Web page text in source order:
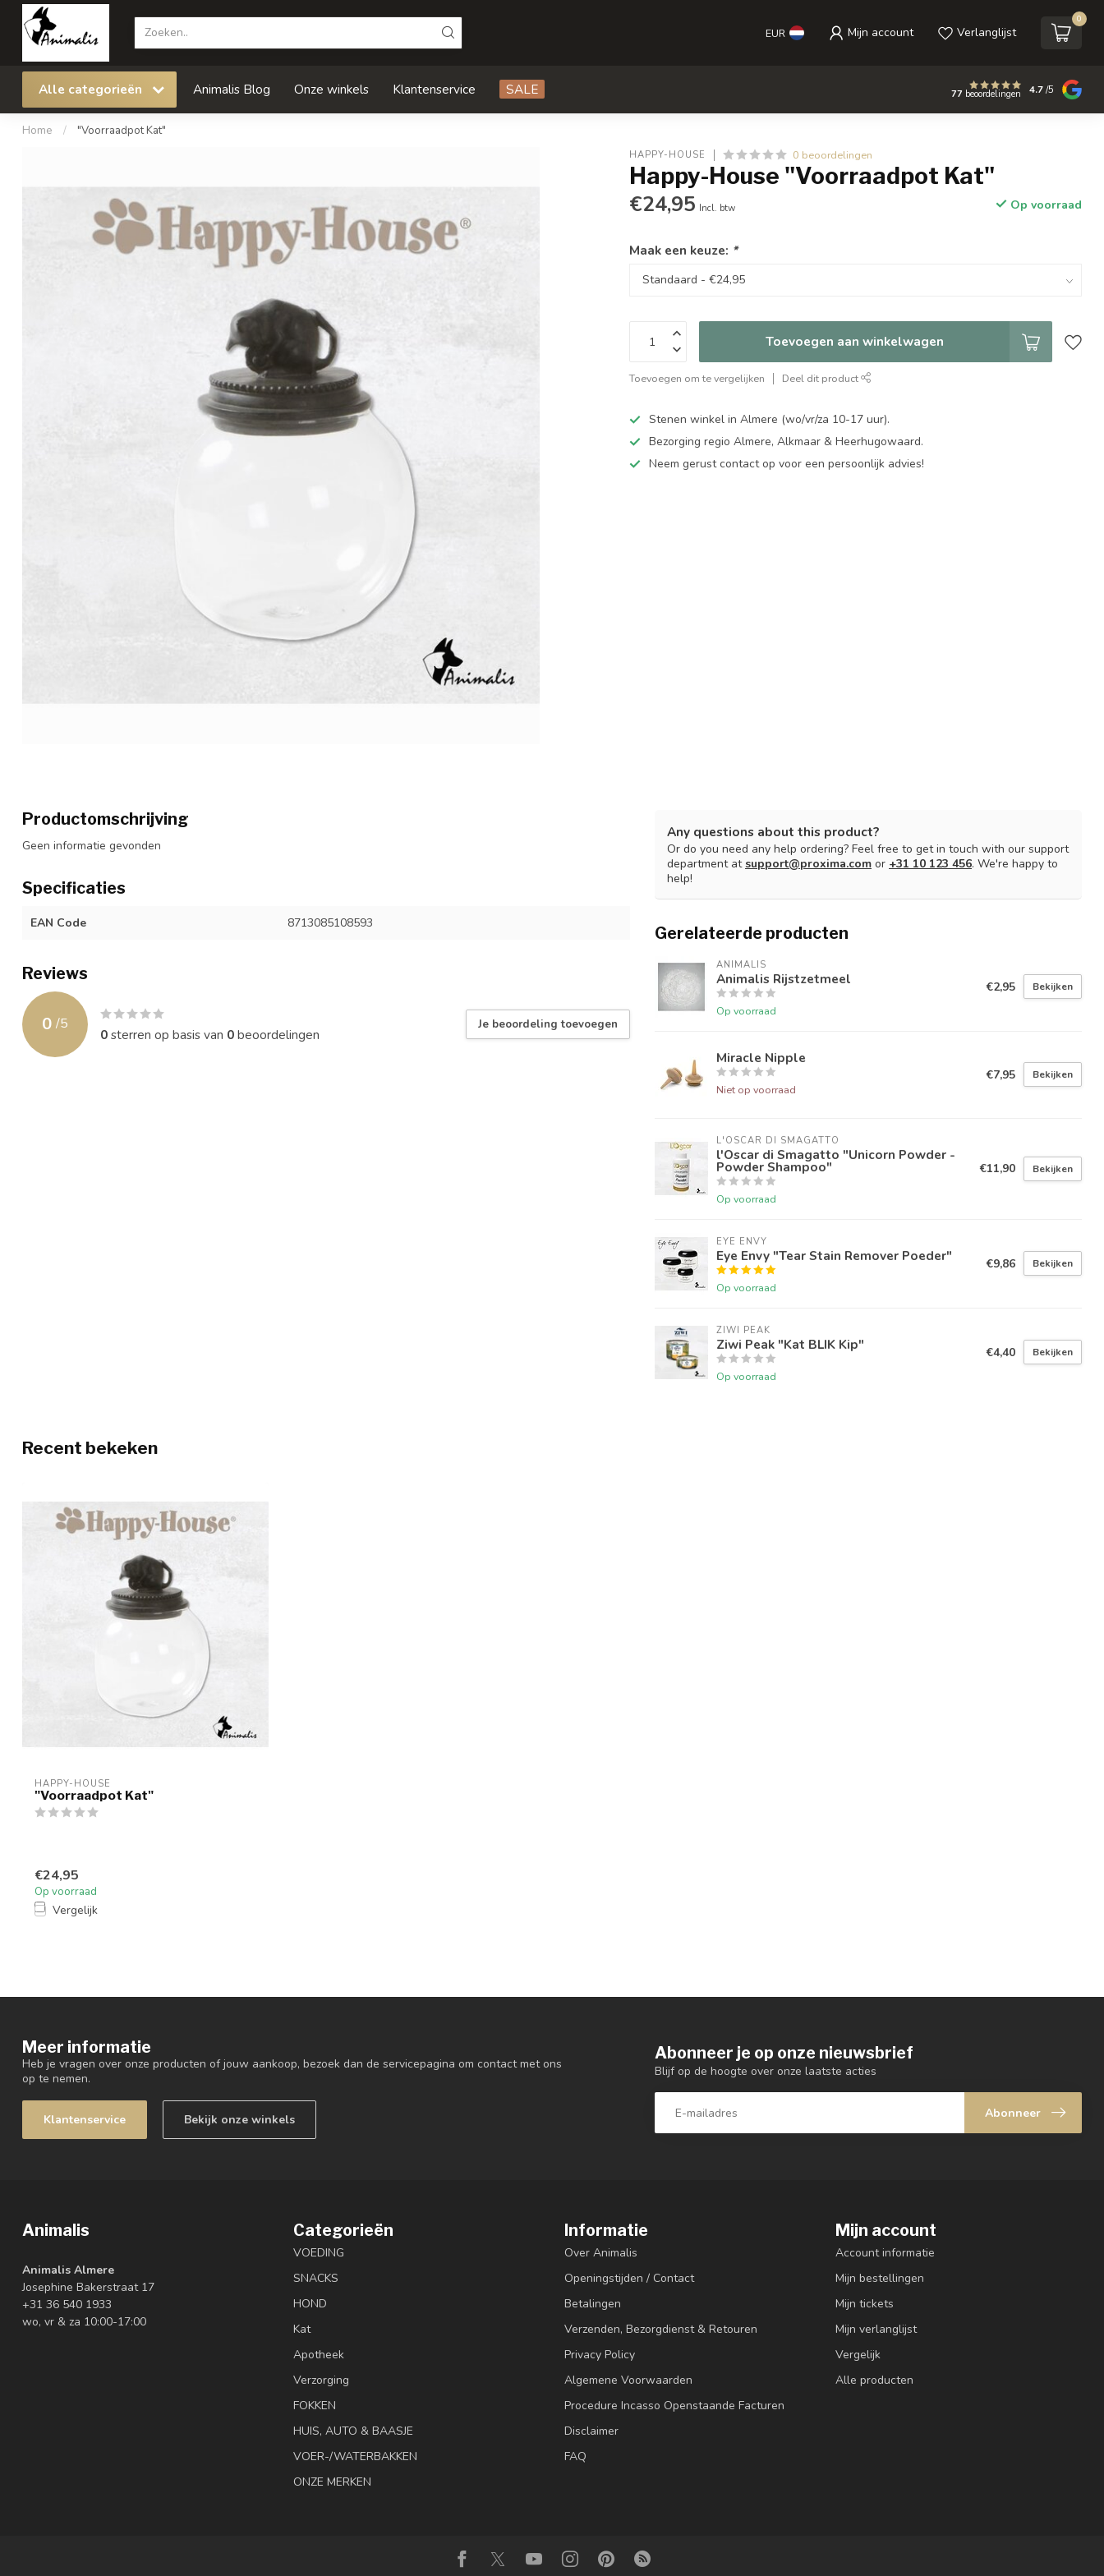
EUR Mijn account Verlanglijst
0
Alle categorieën Animalis Blog Onze winkels Klantenservice SALE 77 beoordelingen 4.7/5
Home / "Voorraadpot Kat"
HAPPY-HOUSE 0 beoordelingen
Happy-House "Voorraadpot Kat"
€24,95 Incl. btw Op voorraad
Maak een keuze: *
Toevoegen aan winkelwagen
Toevoegen om te vergelijken Deel dit product
Stenen winkel in Almere (wo/vr/za 10-17 uur).
Bezorging regio Almere, Alkmaar & Heerhugowaard.
Neem gerust contact op voor een persoonlijk advies!
Productomschrijving
Geen informatie gevonden
Specificaties
EAN Code 8713085108593
Reviews
0 /5
0sterren op basis van 0beoordelingen
Je beoordeling toevoegen
Any questions about this product?
Or do you need any help ordering? Feel free to get in touch with our support
department atsupport@proxima.com or +31 10 123 456. We're happy to
help!
Gerelateerde producten
ANIMALIS
Animalis Rijstzetmeel
Op voorraad
€2,95 Bekijken
Miracle Nipple
Niet op voorraad
€7,95 Bekijken
L'OSCAR DI SMAGATTO
l'Oscar di Smagatto "Unicorn Powder -
Powder Shampoo"
Op voorraad
€11,90 Bekijken
EYE ENVY
Eye Envy "Tear Stain Remover Poeder"
Op voorraad
€9,86 Bekijken
ZIWI PEAK
Ziwi Peak "Kat BLIK Kip"
Op voorraad
€4,40 Bekijken
Recent bekeken
HAPPY-HOUSE
"Voorraadpot Kat"
€24,95
Op voorraad
Vergelijk
Meer informatie
Heb je vragen over onze producten of jouw aankoop, bezoek dan de servicepagina om contact met ons
op te nemen.
Klantenservice Bekijk onze winkels
Abonneer je op onze nieuwsbrief
Blijf op de hoogte over onze laatste acties
Abonneer
Animalis
Animalis Almere
Josephine Bakerstraat 17
+31 36 540 1933
wo, vr & za 10:00-17:00
Categorieën
VOEDING
SNACKS
HOND
Kat
Apotheek
Verzorging
FOKKEN
HUIS, AUTO & BAASJE
VOER-/WATERBAKKEN
ONZE MERKEN
Informatie
Over Animalis
Openingstijden / Contact
Betalingen
Verzenden, Bezorgdienst & Retouren
Privacy Policy
Algemene Voorwaarden
Procedure Incasso Openstaande Facturen
Disclaimer
FAQ
Mijn account
Account informatie
Mijn bestellingen
Mijn tickets
Mijn verlanglijst
Vergelijk
Alle producten